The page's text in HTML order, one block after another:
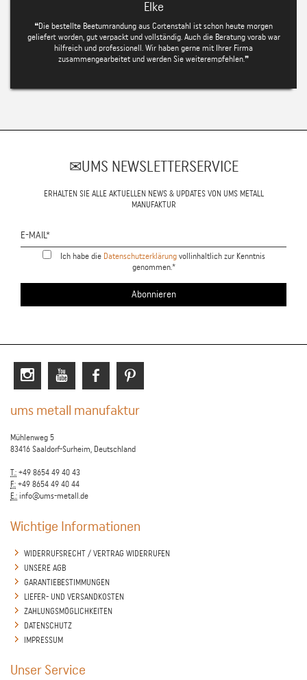
Elke
❝Die bestellte Beetumrandung aus Cortenstahl ist schon heute morgen
geliefert worden, gut verpackt und vollständig. Auch die Beratung vorab war
hilfreich und professionell. Wir haben gerne mit Ihrer Firma
zusammengearbeitet und werden Sie weiterempfehlen.❞
UMS NEWSLETTERSERVICE
ERHALTEN SIE ALLE AKTUELLEN NEWS & UPDATES VON UMS METALL
MANUFAKTUR
Ich habe die Datenschutzerklärungvollinhaltlich zur Kenntnis
genommen.*
ums metall manufaktur
Mühlenweg 5
83416 Saaldorf-Surheim, Deutschland
T.: +49 8654 49 40 43
F.: +49 8654 49 40 44
E.: info@ums-metall.de
Wichtige Informationen
WIDERRUFSRECHT / VERTRAG WIDERRUFEN
UNSERE AGB
GARANTIEBESTIMMUNGEN
LIEFER- UND VERSANDKOSTEN
ZAHLUNGSMÖGLICHKEITEN
DATENSCHUTZ
IMPRESSUM
Unser Service